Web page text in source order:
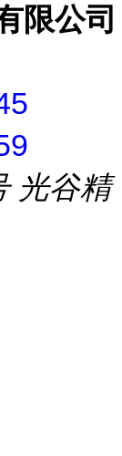
限公司
光谷精